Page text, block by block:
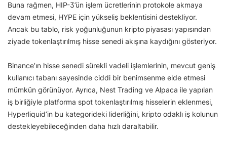
Buna rağmen, HIP-3’ün işlem ücretlerinin protokole akmaya
devam etmesi, HYPE için yükseliş beklentisini destekliyor.
Ancak bu tablo, risk yoğunluğunun kripto piyasası yapısından
ziyade tokenlaştırılmış hisse senedi akışına kaydığını gösteriyor.
Binance’ın hisse senedi sürekli vadeli işlemlerinin, mevcut geniş
kullanıcı tabanı sayesinde ciddi bir benimsenme elde etmesi
mümkün görünüyor. Ayrıca, Nest Trading ve Alpaca ile yapılan
iş birliğiyle platforma spot tokenlaştırılmış hisselerin eklenmesi,
Hyperliquid’in bu kategorideki liderliğini, kripto odaklı iş kolunun
destekleyebileceğinden daha hızlı daraltabilir.